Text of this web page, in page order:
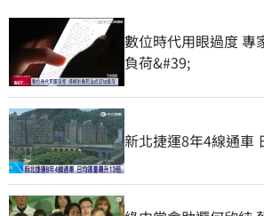
數位時代用眼過度 專
負荷&#39;
新北捷運8年4線通車